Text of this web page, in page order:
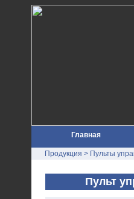
Главная
Продукция > Пульты
Пульт